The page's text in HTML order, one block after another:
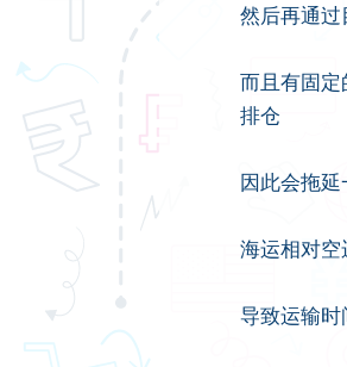
然后再通
而且有固
排仓
因此会拖
海运相对
导致运输时